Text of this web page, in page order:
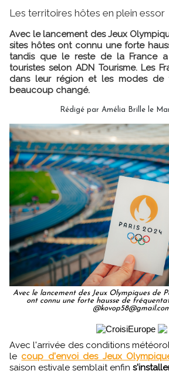
Les territoires hôtes en plein essor
Avec le lancement des Jeux
sites hôtes ont connu une forte
tandis que le reste de la France
touristes selon ADN Tourisme. Les
dans leur région et les modes de
beaucoup changé.
Rédigé par Amélia Brille le
Avec le lancement des Jeux Olympiques de
ont connu une forte hausse de
Avec l'arrivée des conditions météorologiques estivales et
le coup d'envoi des Jeux
saison estivale semblait enfin